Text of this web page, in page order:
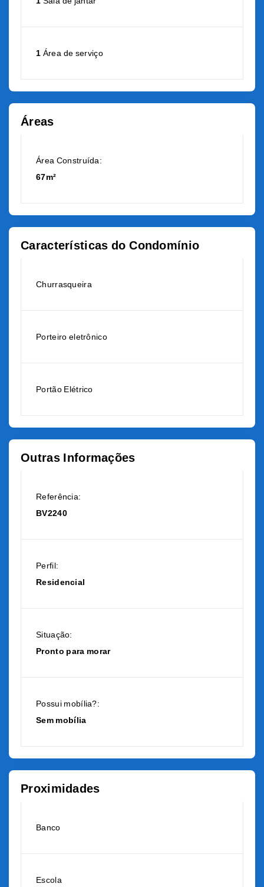
1 Área de serviço
Áreas
Área Construída:
67m²
Características do Condomínio
Churrasqueira
Porteiro eletrônico
Portão Elétrico
Outras Informações
Referência:
BV2240
Perfil:
Residencial
Situação:
Pronto para morar
Possui mobília?:
Sem mobília
Proximidades
Banco
Escola